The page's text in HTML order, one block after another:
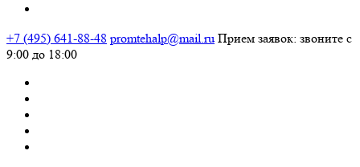
+7 (495) 641-88-48 promtehalp@mail.ru Прием заявок: звоните с
9:00 до 18:00